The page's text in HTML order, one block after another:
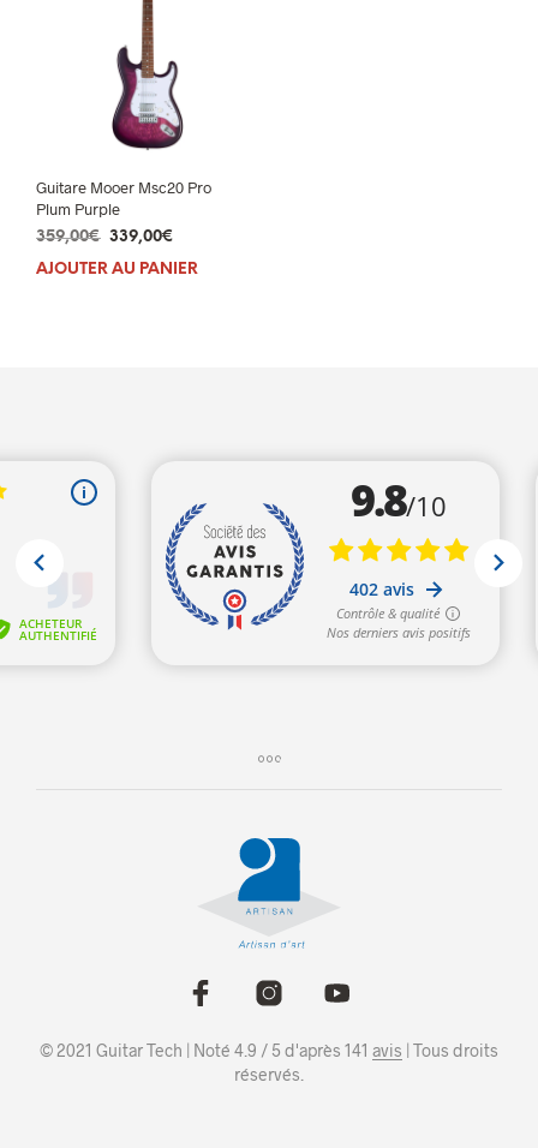
Guitare Mooer Msc20 Pro
Plum Purple
359,00€ Le
prix
339,00€
prix
AJOUTER AU PANIER
© 2021 Guitar Tech | Noté 4.9 / 5 d'après 141 avis | Tous droits
réservés.